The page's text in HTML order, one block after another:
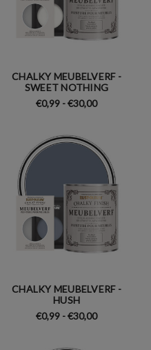
CHALKY MEUBELVERF -
SWEET NOTHING
€0,99 - €30,00
CHALKY MEUBELVERF -
HUSH
€0,99 - €30,00